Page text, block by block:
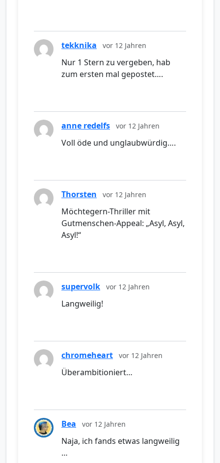
tekknika vor 12 Jahren
Nur 1 Stern zu vergeben, hab
zum ersten mal gepostet….
anne redelfs vor 12 Jahren
Voll öde und unglaubwürdig….
Thorsten vor 12 Jahren
Möchtegern-Thriller mit
Gutmenschen-Appeal: „Asyl, Asyl,
Asyl!“
supervolk vor 12 Jahren
Langweilig!
chromeheart vor 12 Jahren
Überambitioniert…
Bea vor 12 Jahren
Naja, ich fands etwas langweilig
…